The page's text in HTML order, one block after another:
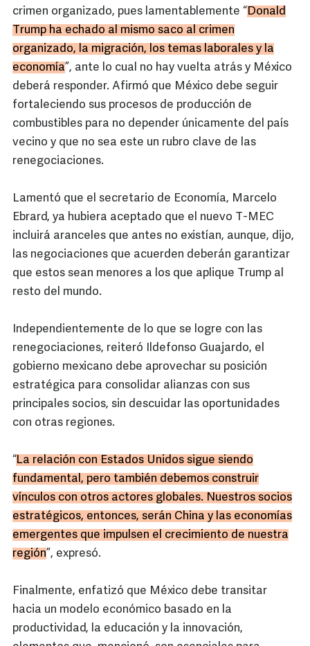
crimen organizado, pues lamentablemente “Donald
Trump ha echado al mismo saco al crimen
organizado, la migración, los temas laborales y la
economía”, ante lo cual no hay vuelta atrás y México
deberá responder. Afirmó que México debe seguir
fortaleciendo sus procesos de producción de
combustibles para no depender únicamente del país
vecino y que no sea este un rubro clave de las
renegociaciones.
Lamentó que el secretario de Economía, Marcelo
Ebrard, ya hubiera aceptado que el nuevo T-MEC
incluirá aranceles que antes no existían, aunque, dijo,
las negociaciones que acuerden deberán garantizar
que estos sean menores a los que aplique Trump al
resto del mundo.
Independientemente de lo que se logre con las
renegociaciones, reiteró Ildefonso Guajardo, el
gobierno mexicano debe aprovechar su posición
estratégica para consolidar alianzas con sus
principales socios, sin descuidar las oportunidades
con otras regiones.
“La relación con Estados Unidos sigue siendo
fundamental, pero también debemos construir
vínculos con otros actores globales. Nuestros socios
estratégicos, entonces, serán China y las economías
emergentes que impulsen el crecimiento de nuestra
región”, expresó.
Finalmente, enfatizó que México debe transitar
hacia un modelo económico basado en la
productividad, la educación y la innovación,